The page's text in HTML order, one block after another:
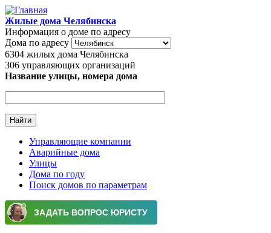
Перейти к основному содержанию
Жилые дома Челябинска
Информация о доме по адресу
Дома по адресу
6304 жилых дома Челябинска
306 управляющих организаций
Название улицы, номера дома
Главное меню
Управляющие компании
Аварийные дома
Улицы
Дома по году
Поиск домов по параметрам